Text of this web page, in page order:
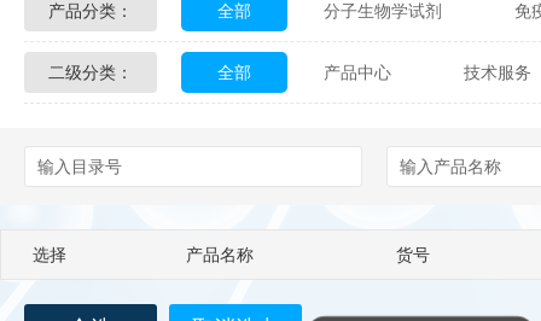
Glycon Biochem Sterlitech
Echelon Biosciences Verichem
Biotez Berlin Diametra
产品分类： 全部 分子生物学试剂 免
化学及生物化学试剂 材料学试剂
二级分类： 全部 产品中心 技术服务
选择 产品名称 货号